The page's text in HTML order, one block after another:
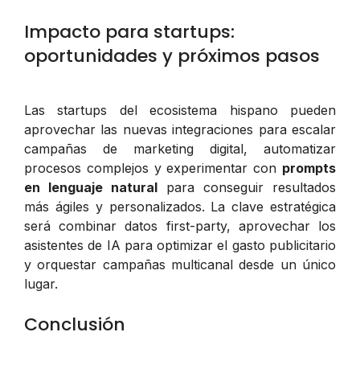
Impacto para startups:
oportunidades y próximos pasos
Las startups del ecosistema hispano pueden
aprovechar las nuevas integraciones para escalar
campañas de marketing digital, automatizar
procesos complejos y experimentar con prompts
en lenguaje natural para conseguir resultados
más ágiles y personalizados. La clave estratégica
será combinar datos first-party, aprovechar los
asistentes de IA para optimizar el gasto publicitario
y orquestar campañas multicanal desde un único
lugar.
Conclusión